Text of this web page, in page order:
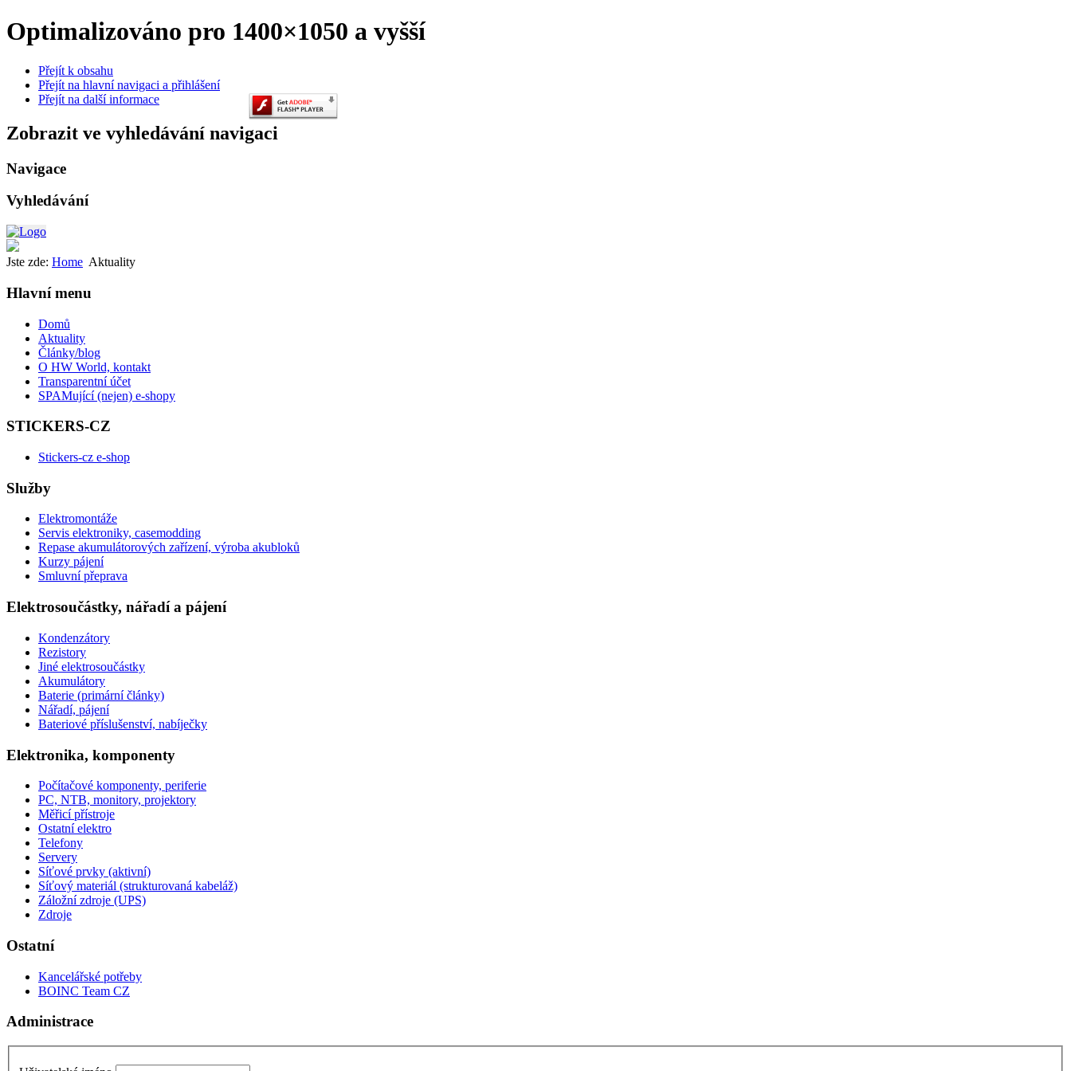
Optimalizováno pro 1400×1050 a vyšší
Přejít k obsahu
Přejít na hlavní navigaci a přihlášení
Přejít na další informace
Zobrazit ve vyhledávání navigaci
Navigace
Vyhledávání
Jste zde: Home Aktuality
Hlavní menu
Domů
Aktuality
Články/blog
O HW World, kontakt
Transparentní účet
SPAMující (nejen) e-shopy
STICKERS-CZ
Stickers-cz e-shop
Služby
Elektromontáže
Servis elektroniky, casemodding
Repase akumulátorových zařízení, výroba akubloků
Kurzy pájení
Smluvní přeprava
Elektrosoučástky, nářadí a pájení
Kondenzátory
Rezistory
Jiné elektrosoučástky
Akumulátory
Baterie (primární články)
Nářadí, pájení
Bateriové příslušenství, nabíječky
Elektronika, komponenty
Počítačové komponenty, periferie
PC, NTB, monitory, projektory
Měřicí přístroje
Ostatní elektro
Telefony
Servery
Síťové prvky (aktivní)
Síťový materiál (strukturovaná kabeláž)
Záložní zdroje (UPS)
Zdroje
Ostatní
Kancelářské potřeby
BOINC Team CZ
Administrace